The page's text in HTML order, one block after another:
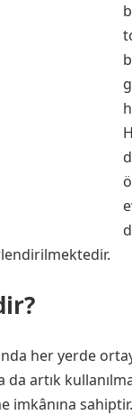
her yerde
artık